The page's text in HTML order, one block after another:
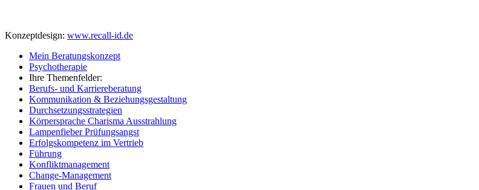
Konzeptdesign: www.recall-id.de
Mein Beratungskonzept
Psychotherapie
Ihre Themenfelder:
Berufs- und Karriereberatung
Kommunikation & Beziehungsgestaltung
Durchsetzungsstrategien
Körpersprache Charisma Ausstrahlung
Lampenfieber Prüfungsangst
Erfolgskompetenz im Vertrieb
Führung
Konfliktmanagement
Change-Management
Frauen und Beruf